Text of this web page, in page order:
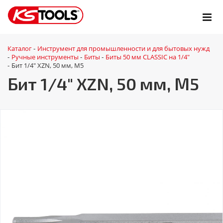
Каталог - Инструмент для промышленности и для бытовых нужд
- Ручные инструменты - Биты - Биты 50 мм CLASSIC на 1/4"
- Бит 1/4" XZN, 50 мм, М5
Бит 1/4" XZN, 50 мм, М5